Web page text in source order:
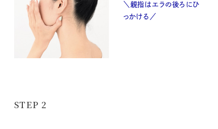
＼親指はエラの後ろにひ
っかける／
STEP 2